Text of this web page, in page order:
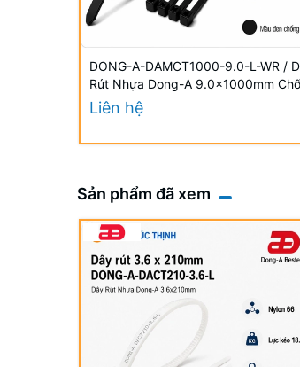
DONG-A-DAMCT1000-9.0-L-WR /
Rút Nhựa Dong-A 9.0×1000mm
UV
Liên hệ
Sản phẩm đã xem